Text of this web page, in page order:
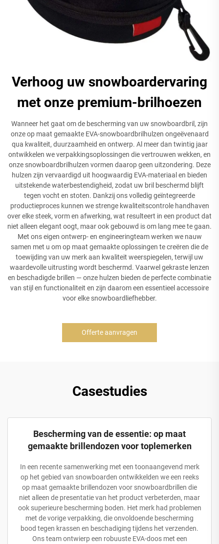
Verhoog uw snowboardervaring
met onze premium-brilhoezen
Wanneer het gaat om de bescherming van uw snowboardbril, zijn
onze op maat gemaakte EVA-snowboardbrilhulzen ongeëvenaard
qua kwaliteit, duurzaamheid en ontwerp. Al meer dan twintig jaar
ontwikkelen we verpakkingsoplossingen die vertrouwen wekken, en
onze snowboardbrilhulzen vormen daarop geen uitzondering. Deze
hulzen zijn vervaardigd uit hoogwaardig EVA-materiaal en bieden
uitstekende waterbestendigheid, zodat uw bril beschermd blijft
tegen vocht en stoten. Dankzij ons volledig geïntegreerde
productieproces kunnen we strenge kwaliteitscontrole handhaven
over elke steek, vorm en afwerking, wat resulteert in een product dat
niet alleen elegant oogt, maar ook gebouwd is om lang mee te gaan.
Met ons eigen ontwerp- en engineeringteam werken we nauw
samen met u om op maat gemaakte oplossingen te creëren die de
toewijding van uw merk aan kwaliteit weerspiegelen, terwijl uw
waardevolle uitrusting wordt beschermd. Vaarwel gekraste lenzen
en beschadigde brillen — onze hulzen bieden de perfecte combinatie
van stijl en functionaliteit en zijn daarom een essentieel accessoire
voor elke snowboardliefhebber.
Offerte aanvragen
Casestudies
Bescherming van de essentie: op maat
gemaakte brillendozen voor toplemerken
In een recente samenwerking met een toonaangevend merk
op het gebied van snowboarden ontwikkelden we een reeks
op maat gemaakte brillendozen voor snowboardbrillen die
niet alleen de presentatie van het product verbeterden, maar
ook superieure bescherming boden. Het merk had problemen
met de vorige verpakking, die onvoldoende bescherming
bood tegen krassen en beschadiging tijdens het verzenden.
Ons team ontwierp een robuuste EVA-doos met een